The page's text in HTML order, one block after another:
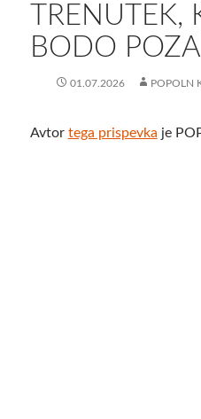
TRENUTEK,
BODO
01.07.2026 POPOLN
Avtor tega prispevka je